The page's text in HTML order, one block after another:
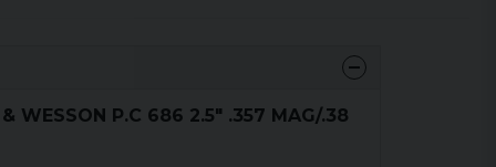
WESSON P.C 686 2.5" .357 MAG/.38